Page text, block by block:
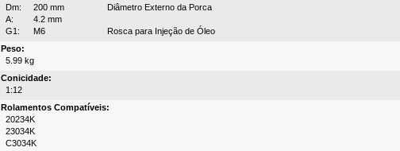
Dm:
200 mm
Diâmetro Externo da Porca
A:
4.2 mm
G1:
M6
Rosca para Injeção de Óleo
Peso:
5.99 kg
Conicidade:
1:12
Rolamentos Compatíveis:
20234K
23034K
C3034K